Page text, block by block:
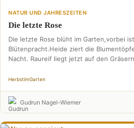
NATUR UND JAHRESZEITEN
Die letzte Rose
Die letzte Rose blüht im Garten,vorbei
Blütenpracht.Heide ziert die
Nacht. Raureif liegt jetzt auf den
HerbstimGarten
Gudrun Nagel-Wiemer